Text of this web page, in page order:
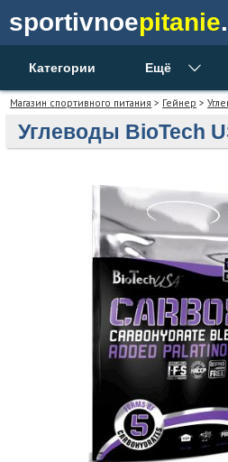
sportivnoepitanie
Категории Ещё
Магазин спортивного питания > Гейнер >
Углеводы BioTech